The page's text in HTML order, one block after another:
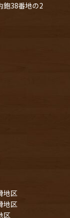
鉋38番地の2
地区
地区
区